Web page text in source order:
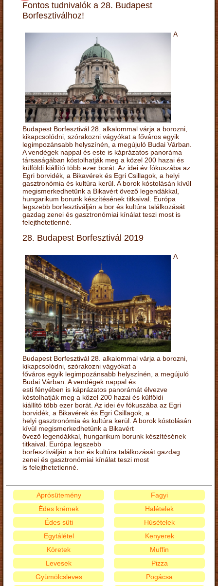
Fontos tudnivalók a 28. Budapest
Borfesztiválhoz!
A
Budapest Borfesztivál 28. alkalommal várja a borozni,
kikapcsolódni, szórakozni vágyókat a főváros egyik
legimpozánsabb helyszínén, a megújuló Budai Várban.
A vendégek nappal és este is káprázatos panoráma
társaságában kóstolhatják meg a közel 200 hazai és
külföldi kiállító több ezer borát. Az idei év fókuszába az
Egri borvidék, a Bikavérek és Egri Csillagok, a helyi
gasztronómia és kultúra kerül. A borok kóstolásán kívül
megismerkedhetünk a Bikavért övező legendákkal,
hungarikum borunk készítésének titkaival. Európa
legszebb borfesztiválján a bor és kultúra találkozását
gazdag zenei és gasztronómiai kínálat teszi most is
felejthetetlenné.
28. Budapest Borfesztivál 2019
A
Budapest Borfesztivál 28. alkalommal várja a borozni,
kikapcsolódni, szórakozni vágyókat a
főváros egyik legimpozánsabb helyszínén, a megújuló
Budai Várban. A vendégek nappal és
esti fényében is káprázatos panorámát élvezve
kóstolhatják meg a közel 200 hazai és külföldi
kiállító több ezer borát. Az idei év fókuszába az Egri
borvidék, a Bikavérek és Egri Csillagok, a
helyi gasztronómia és kultúra kerül. A borok kóstolásán
kívül megismerkedhetünk a Bikavért
övező legendákkal, hungarikum borunk készítésének
titkaival. Európa legszebb
borfesztiválján a bor és kultúra találkozását gazdag
zenei és gasztronómiai kínálat teszi most
is felejthetetlenné.
Aprósütemény
Édes krémek
Édes süti
Egytálétel
Fagyi
Halételek
Húsételek
Kenyerek
Köretek
Levesek
Gyümölcsleves
Muffin
Pizza
Pogácsa